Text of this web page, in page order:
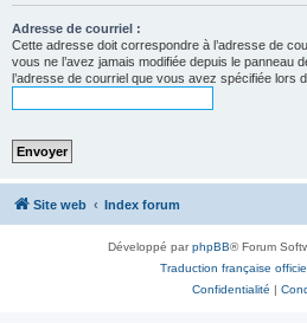
Adresse de courriel :
Cette adresse doit correspondre à l’adresse de
vous ne l’avez jamais modifiée depuis le panneau
l’adresse de courriel que vous avez spécifiée lors
Site web Index forum
Développé parphpBB® Forum
Traduction française
Confidentialité |